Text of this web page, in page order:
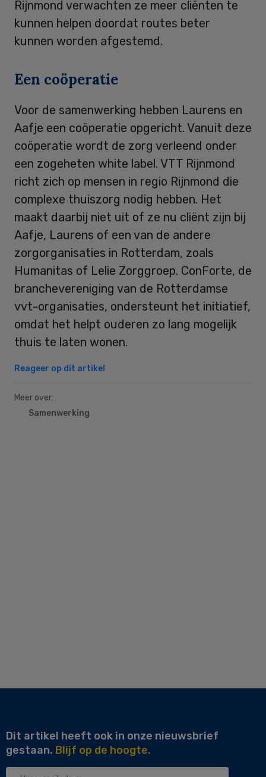
Rijnmond verwachten ze meer cliënten te
kunnen helpen doordat routes beter
kunnen worden afgestemd.
Een coöperatie
Voor de samenwerking hebben Laurens en
Aafje een coöperatie opgericht. Vanuit deze
coöperatie wordt de zorg verleend onder
een zogeheten white label. VTT Rijnmond
richt zich op mensen in regio Rijnmond die
complexe thuiszorg nodig hebben. Het
maakt daarbij niet uit of ze nu cliënt zijn bij
Aafje, Laurens of een van de andere
zorgorganisaties in Rotterdam, zoals
Humanitas of Lelie Zorggroep. ConForte, de
branchevereniging van de Rotterdamse
vvt-organisaties, ondersteunt het initiatief,
omdat het helpt ouderen zo lang mogelijk
thuis te laten wonen.
Reageer op dit artikel
Meer over:
Samenwerking
Dit artikel heeft ook in onze nieuwsbrief
gestaan. Blijf op de hoogte.
Uw